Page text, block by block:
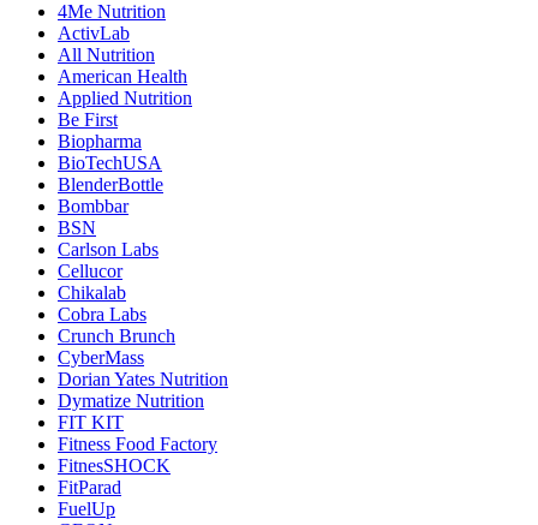
4Me Nutrition
ActivLab
All Nutrition
American Health
Applied Nutrition
Be First
Biopharma
BioTechUSA
BlenderBottle
Bombbar
BSN
Carlson Labs
Cellucor
Chikalab
Cobra Labs
Crunch Brunch
CyberMass
Dorian Yates Nutrition
Dymatize Nutrition
FIT KIT
Fitness Food Factory
FitnesSHOCK
FitParad
FuelUp